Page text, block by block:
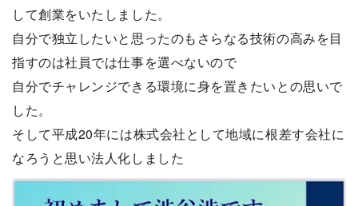
して創業をいたしました。
自分で独立したいと思ったのもさらなる技術の高みを目
指すのは社員では仕事を選べないので
自分でチャレンジできる環境に身を置きたいとの思いで
した。
そして平成20年には株式会社として地域に根差す会社に
なろうと思い法人化しました